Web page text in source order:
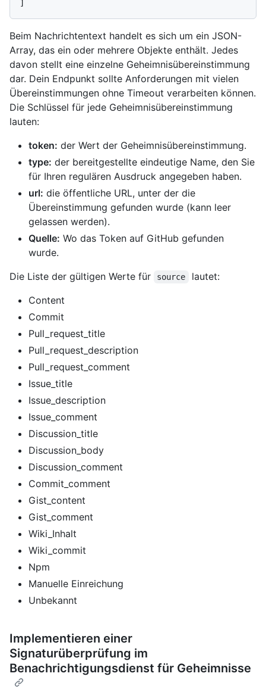
]
Beim Nachrichtentext handelt es sich um ein JSON-
Array, das ein oder mehrere Objekte enthält. Jedes
davon stellt eine einzelne Geheimnisübereinstimmung
dar. Dein Endpunkt sollte Anforderungen mit vielen
Übereinstimmungen ohne Timeout verarbeiten können.
Die Schlüssel für jede Geheimnisübereinstimmung
lauten:
token: der Wert der Geheimnisübereinstimmung.
type: der bereitgestellte eindeutige Name, den Sie
für Ihren regulären Ausdruck angegeben haben.
url: die öffentliche URL, unter der die
Übereinstimmung gefunden wurde (kann leer
gelassen werden).
Quelle: Wo das Token auf GitHub gefunden
wurde.
Die Liste der gültigen Werte für
source
lautet:
Content
Commit
Pull_request_title
Pull_request_description
Pull_request_comment
Issue_title
Issue_description
Issue_comment
Discussion_title
Discussion_body
Discussion_comment
Commit_comment
Gist_content
Gist_comment
Wiki_Inhalt
Wiki_commit
Npm
Manuelle Einreichung
Unbekannt
Implementieren einer
Signaturüberprüfung im
Benachrichtigungsdienst für Geheimnisse